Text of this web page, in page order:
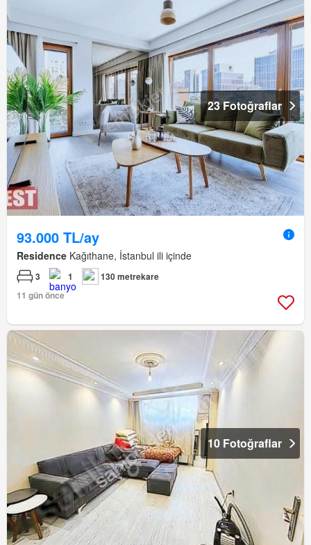
23 Fotoğraflar
93.000 TL/ay
Residence Kağıthane, İstanbul ili içinde
3 1
130 metrekare
11 gün önce
10 Fotoğraflar